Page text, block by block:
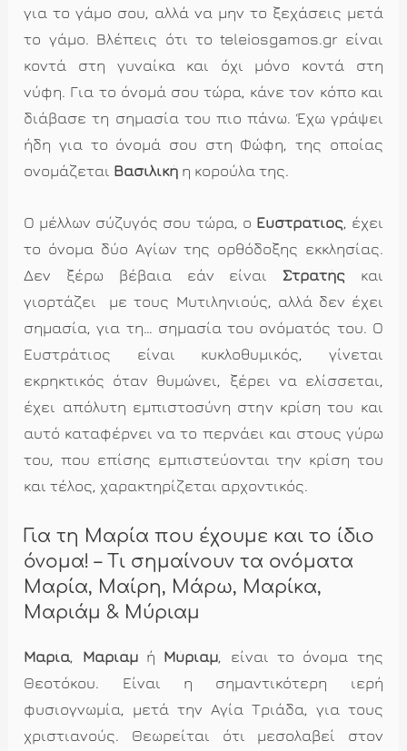
για το γάμο σου, αλλά να μην το ξεχάσεις μετά
το γάμο. Βλέπεις ότι το teleiosgamos.gr είναι
κοντά στη γυναίκα και όχι μόνο κοντά στη
νύφη. Για το όνομά σου τώρα, κάνε τον κόπο και
διάβασε τη σημασία του πιο πάνω. Έχω γράψει
ήδη για το όνομά σου στη Φώφη, της οποίας
ονομάζεται Βασιλική η κορούλα της.
Ο μέλλων σύζυγός σου τώρα, ο Ευστράτιος, έχει
το όνομα δύο Αγίων της ορθόδοξης εκκλησίας.
Δεν ξέρω βέβαια εάν είναι
Στρατής και
γιορτάζει με τους Μυτιληνιούς, αλλά δεν έχει
σημασία, για τη… σημασία του ονόματός του. Ο
Ευστράτιος είναι κυκλοθυμικός, γίνεται
εκρηκτικός όταν θυμώνει, ξέρει να ελίσσεται,
έχει απόλυτη εμπιστοσύνη στην κρίση του και
αυτό καταφέρνει να το περνάει και στους γύρω
του, που επίσης εμπιστεύονται την κρίση του
και τέλος, χαρακτηρίζεται αρχοντικός.
Για τη Μαρία που έχουμε και το ίδιο
όνομα! – Τι σημαίνουν τα ονόματα
Μαρία, Μαίρη, Μάρω, Μαρίκα,
Μαριάμ & Μύριαμ
Μαρία, Μαριάμή Μύριαμ, είναι το όνομα της
Θεοτόκου. Είναι η σημαντικότερη ιερή
φυσιογνωμία, μετά την Αγία Τριάδα, για τους
χριστιανούς. Θεωρείται ότι μεσολαβεί στον